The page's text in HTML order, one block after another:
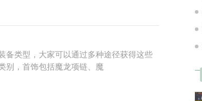
备类型，大家可以通过多种途径获得这些
别，首饰包括魔龙项链、魔